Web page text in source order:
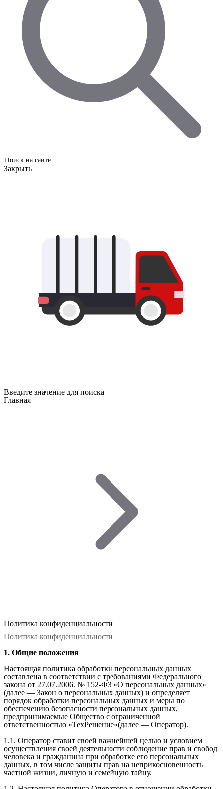
Закрыть
Введите значение для поиска
Главная
Политика конфиденциальности
Политика конфиденциальности
1. Общие положения
Настоящая политика обработки персональных данных
составлена в соответствии с требованиями Федерального
закона от 27.07.2006. № 152-ФЗ «О персональных данных»
(далее — Закон о персональных данных) и определяет
порядок обработки персональных данных и меры по
обеспечению безопасности персональных данных,
предпринимаемые Общество с ограниченной
ответственностью «ТехРешение»(далее — Оператор).
1.1. Оператор ставит своей важнейшей целью и условием
осуществления своей деятельности соблюдение прав и свобод
человека и гражданина при обработке его персональных
данных, в том числе защиты прав на неприкосновенность
частной жизни, личную и семейную тайну.